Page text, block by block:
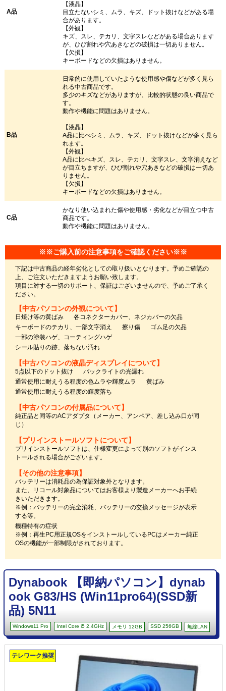
A品
【液晶】
目立たないシミ、ムラ、キズ、ドット抜けなどがある場
合があります。
【外観】
キズ、スレ、テカリ、文字スレなどがある場合あります
が、ひび割れや穴あきなどの破損は一切ありません。
【欠損】
キーボードなどの欠損はありません。
B品
日常的に使用していたような使用感や傷などが多く見ら
れる中古商品です。
多少のキズなどがありますが、比較的状態の良い商品で
す。
動作や機能に問題はありません。
【液晶】
A品に比べシミ、ムラ、キズ、ドット抜けなどが多く見ら
れます。
【外観】
A品に比べキズ、スレ、テカリ、文字スレ、文字消えなど
が目立ちますが、ひび割れや穴あきなどの破損は一切あ
りません。
【欠損】
キーボードなどの欠損はありません。
C品
かなり使い込まれた傷や使用感・劣化などが目立つ中古
商品です。
動作や機能に問題はありません。
※※ご購入前の注意事項をご確認ください※※
下記は中古商品の経年劣化としての取り扱いとなります。予めご確認の
上、ご注文いただきますようお願い致します。
項目に対する一切のサポート、保証はございませんので、予めご了承く
ださい。
【中古パソコンの外観について】
日焼け等の黄ばみ
各コネクターカバー、ネジカバーの欠品
キーボードのテカリ、一部文字消え
擦り傷
ゴム足の欠品
一部の塗装ハゲ、コーティングハゲ
シール貼りの跡、落ちない汚れ
【中古パソコンの液晶ディスプレイについて】
5点以下のドット抜け
バックライトの光漏れ
通常使用に耐えうる程度の色ムラや輝度ムラ
黄ばみ
通常使用に耐えうる程度の輝度落ち
【中古パソコンの付属品について】
純正品と同等のACアダプタ（メーカー、アンペア、差し込み口が同
じ）
【プリインストールソフトについて】
プリインストールソフトは、仕様変更によって別のソフトがインス
トールされる場合がございます。
【その他の注意事項】
バッテリーは消耗品の為保証対象外となります。
また、リコール対象品についてはお客様より製造メーカーへお手続
きいただきます。
※例：バッテリーの完全消耗、バッテリーの交換メッセージが表示
する等。
機種特有の症状
※例：再生PC用正規OSをインストールしているPCはメーカー純正
OSの機能が一部制限がされております。
Dynabook 【即納パソコン】dynab
ook G83/HS (Win11pro64)(SSD新
品) 5N11
Windows11 Pro Intel Core i5 2.4GHz メモリ 12GB SSD 256GB 無線LAN
テレワーク推奨